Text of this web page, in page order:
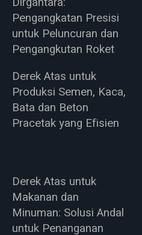
Pengangkatan Presisi
untuk Peluncuran dan
Pengangkutan Roket
Derek Atas untuk
Produksi Semen, Kaca,
Bata dan Beton
Pracetak yang Efisien
Derek Atas untuk
Makanan dan
Minuman: Solusi Andal
untuk Penanganan